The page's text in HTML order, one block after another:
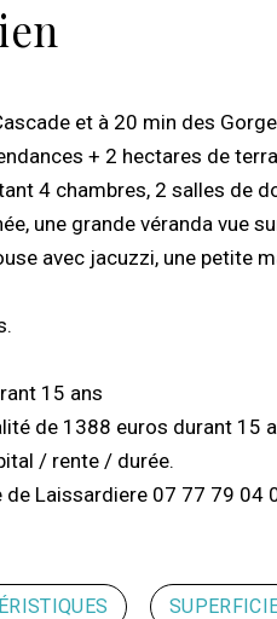
et à 20 min des
+ 2 hectares de
4 chambres, 2 salles de
une grande véranda vue
avec jacuzzi, une petite
15 ans
de 1388 euros durant 15
/ rente / durée.
Laissardiere 07 77 79 04